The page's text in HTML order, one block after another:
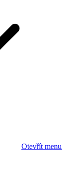
Otevřít menu